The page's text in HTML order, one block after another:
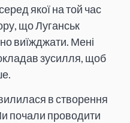
якої на той час
що Луганськ
виїжджати. Мені
зусилля, щоб
в створення
почали проводити